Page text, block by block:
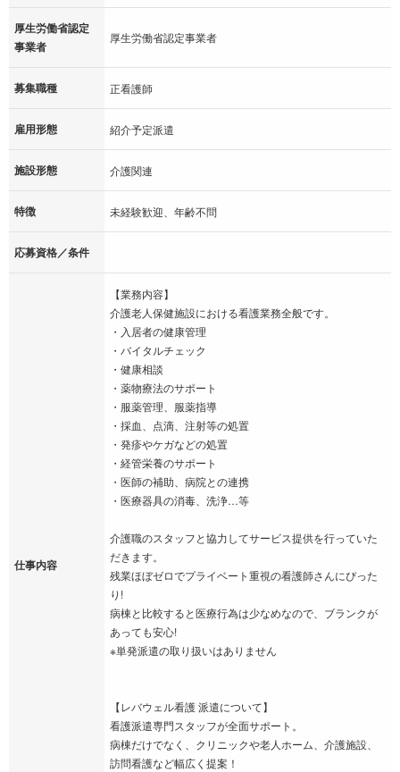
厚生労働省認定
事業者
厚生労働省認定事業者
募集職種 正看護師
雇用形態 紹介予定派遣
施設形態 介護関連
特徴 未経験歓迎、年齢不問
応募資格／条件
仕事内容
【業務内容】
介護老人保健施設における看護業務全般です。
・入居者の健康管理
・バイタルチェック
・健康相談
・薬物療法のサポート
・服薬管理、服薬指導
・採血、点滴、注射等の処置
・発疹やケガなどの処置
・経管栄養のサポート
・医師の補助、病院との連携
・医療器具の消毒、洗浄…等
介護職のスタッフと協力してサービス提供を行っていた
だきます。
残業ほぼゼロでプライベート重視の看護師さんにぴった
り!
病棟と比較すると医療行為は少なめなので、ブランクが
あっても安心!
※単発派遣の取り扱いはありません
【レバウェル看護 派遣について】
看護派遣専門スタッフが全面サポート。
病棟だけでなく、クリニックや老人ホーム、介護施設、
訪問看護など幅広く提案！